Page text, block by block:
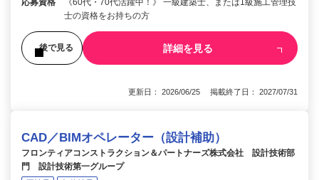
応募資格
《60代・70代活躍中！》 一級建築士、または1級施工管理技
士の資格をお持ちの方
後で見る 詳細を見る
更新日： 2026/06/25 掲載終了日： 2027/07/31
CAD／BIMオペレーター（設計補助）
フロンティアコンストラクション＆パートナーズ株式会社 設計技術部
門 設計技術第一グループ